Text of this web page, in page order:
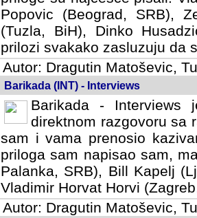
Popovic (Beograd, SRB),
(Tuzla, BiH), Dinko
prilozi svakako zasluzuju da
Autor: Dragutin Matoševic,
Barikada (INT) - Interviews
Barikada -
direktnom razgovoru sa
sam i vama prenosio
priloga sam napisao sam,
Palanka, SRB), Bill Kapelj
Vladimir Horvat Horvi
Autor: Dragutin Matoševic,